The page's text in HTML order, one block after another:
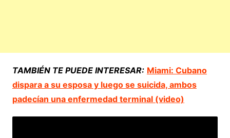
TAMBIÉN TE PUEDE INTERESAR: Miami: Cubano
dispara a su esposa y luego se suicida, ambos
padecían una enfermedad terminal (video)